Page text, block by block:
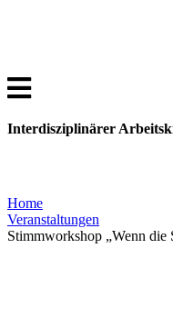
Interdisziplinärer
Home
Veranstaltungen
Stimmworkshop „Wenn